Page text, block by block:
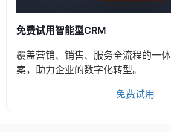
免费试用智能型CRM
覆盖营销、销售、服务全流程的一
案，助力企业的数字化转型。
免费试用